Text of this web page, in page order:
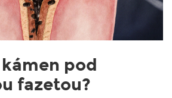
pod
fazetou?